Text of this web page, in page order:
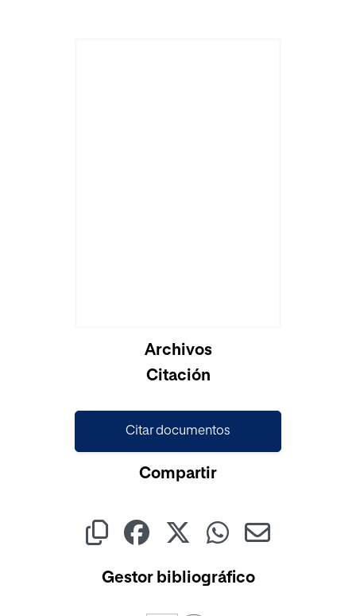
Archivos
Citación
Citar documentos
Compartir
Gestor bibliográfico